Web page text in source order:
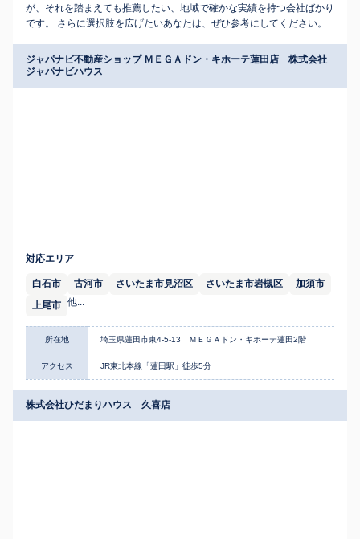
が、それを踏まえても推薦したい、地域で確かな実績を持つ会社ばかり
です。 さらに選択肢を広げたいあなたは、ぜひ参考にしてください。
ジャパナビ不動産ショップ ＭＥＧＡドン・キホーテ蓮田店 株式会社
ジャパナビハウス
対応エリア
白石市 古河市 さいたま市見沼区 さいたま市岩槻区
加須市
上尾市 他...
所在地 埼玉県蓮田市東4-5-13 ＭＥＧＡドン・キホーテ蓮田2階
アクセス JR東北本線「蓮田駅」徒歩5分
株式会社ひだまりハウス 久喜店